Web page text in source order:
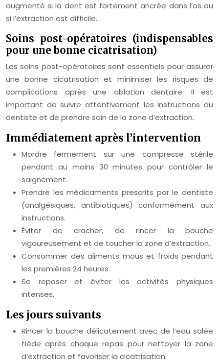
augmenté si la dent est fortement ancrée dans l’os ou
si l’extraction est difficile.
Soins post-opératoires (indispensables
pour une bonne cicatrisation)
Les soins post-opératoires sont essentiels pour assurer
une bonne cicatrisation et minimiser les risques de
complications après une ablation dentaire. Il est
important de suivre attentivement les instructions du
dentiste et de prendre soin de la zone d’extraction.
Immédiatement après l’intervention
Mordre fermement sur une compresse stérile
pendant au moins 30 minutes pour contrôler le
saignement.
Prendre les médicaments prescrits par le dentiste
(analgésiques, antibiotiques) conformément aux
instructions.
Éviter de cracher, de rincer la bouche
vigoureusement et de toucher la zone d’extraction.
Consommer des aliments mous et froids pendant
les premières 24 heures.
Se reposer et éviter les activités physiques
intenses.
Les jours suivants
Rincer la bouche délicatement avec de l’eau salée
tiède après chaque repas pour nettoyer la zone
d’extraction et favoriser la cicatrisation.